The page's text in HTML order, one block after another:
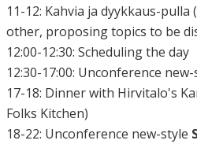
11-12: Kahvia ja dyykkaus-
other, proposing topics to be
12:00-12:30: Scheduling the day
12:30-17:00: Unconference
17-18: Dinner with H‏irvitalo's Kansankeittiö (in english:
Folks Kitchen)
18-22: Unconference new-style